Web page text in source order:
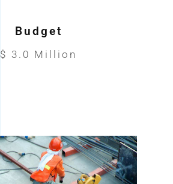
Budget
$ 3.0 Million